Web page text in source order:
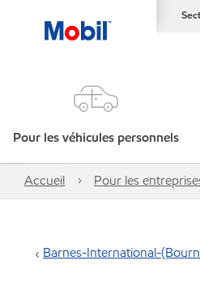
Pour les véhicules personnels
Accueil Pour les
Barnes-International-